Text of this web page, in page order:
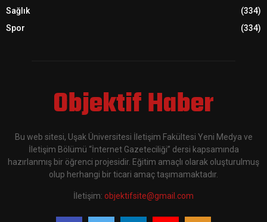
Sağlık
(334)
Spor
(334)
Objektif Haber
Bu web sitesi, Uşak Üniversitesi İletişim Fakültesi Yeni Medya ve
İletişim Bölümü “İnternet Gazeteciliği” dersi kapsamında
hazırlanmış bir öğrenci projesidir. Eğitim amaçlı olarak oluşturulmuş
olup herhangi bir ticari amaç taşımamaktadır.
İletişim: objektifsite@gmail.com